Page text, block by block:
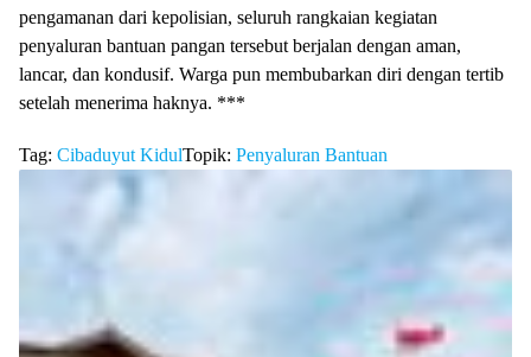
pengamanan dari kepolisian, seluruh rangkaian kegiatan
penyaluran bantuan pangan tersebut berjalan dengan aman,
lancar, dan kondusif. Warga pun membubarkan diri dengan tertib
setelah menerima haknya. ***
Tag: Cibaduyut KidulTopik: Penyaluran Bantuan